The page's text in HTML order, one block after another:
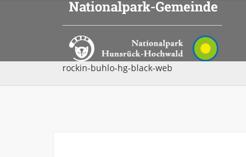
rockin-buhlo-hg-black-web